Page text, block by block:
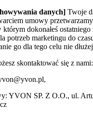
danych] Twoje
umowy
dokonałeś
potrzeb marketingu do
go dla tego celu nie
skontaktować się z nami:
YVON SP. Z O.O., ul.